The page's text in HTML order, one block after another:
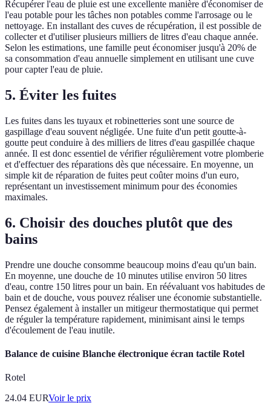
Récupérer l'eau de pluie est une excellente manière d'économiser de
l'eau potable pour les tâches non potables comme l'arrosage ou le
nettoyage. En installant des cuves de récupération, il est possible de
collecter et d'utiliser plusieurs milliers de litres d'eau chaque année.
Selon les estimations, une famille peut économiser jusqu'à 20% de
sa consommation d'eau annuelle simplement en utilisant une cuve
pour capter l'eau de pluie.
5. Éviter les fuites
Les fuites dans les tuyaux et robinetteries sont une source de
gaspillage d'eau souvent négligée. Une fuite d'un petit goutte-à-
goutte peut conduire à des milliers de litres d'eau gaspillée chaque
année. Il est donc essentiel de vérifier régulièrement votre plomberie
et d'effectuer des réparations dès que nécessaire. En moyenne, un
simple kit de réparation de fuites peut coûter moins d'un euro,
représentant un investissement minimum pour des économies
maximales.
6. Choisir des douches plutôt que des
bains
Prendre une douche consomme beaucoup moins d'eau qu'un bain.
En moyenne, une douche de 10 minutes utilise environ 50 litres
d'eau, contre 150 litres pour un bain. En réévaluant vos habitudes de
bain et de douche, vous pouvez réaliser une économie substantielle.
Pensez également à installer un mitigeur thermostatique qui permet
de réguler la température rapidement, minimisant ainsi le temps
d'écoulement de l'eau inutile.
Balance de cuisine Blanche électronique écran tactile Rotel
Rotel
24.04 EURVoir le prix